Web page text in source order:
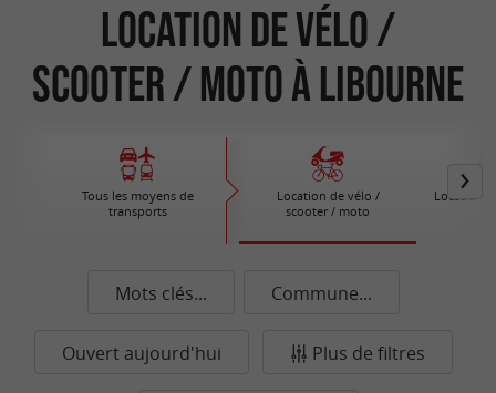
Location de vélo /
scooter / moto à Libourne
Tous les moyens de
transports
Location de vélo /
scooter / moto
Location
Mots clés... Commune...
Ouvert aujourd'hui Plus de filtres